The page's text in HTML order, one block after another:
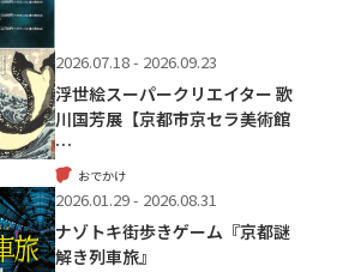
2026.07.18 - 2026.09.23
浮世絵スーパークリエイター 歌
川国芳展【京都市京セラ美術館
…
おでかけ
2026.01.29 - 2026.08.31
ナゾトキ街歩きゲーム『京都謎
解き列車旅』